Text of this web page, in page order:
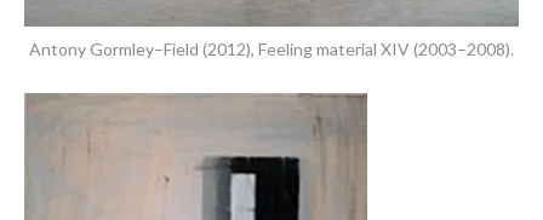
Antony Gormley–Field (2012), Feeling material XIV (2003–2008).